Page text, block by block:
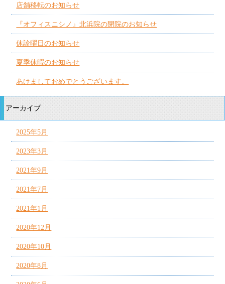
店舗移転のお知らせ
『オフィスニシノ』北浜院の閉院のお知らせ
休診曜日のお知らせ
夏季休暇のお知らせ
あけましておめでとうございます。
アーカイブ
2025年5月
2023年3月
2021年9月
2021年7月
2021年1月
2020年12月
2020年10月
2020年8月